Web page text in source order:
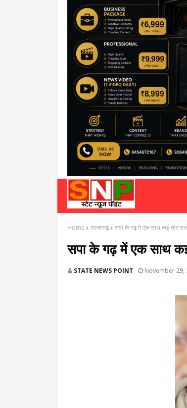
Home आजमगढ़ सपा के गढ़ में एक साथ कई तीर
सपा के गढ़ में एक साथ
STATE NEWS POINT November 29,